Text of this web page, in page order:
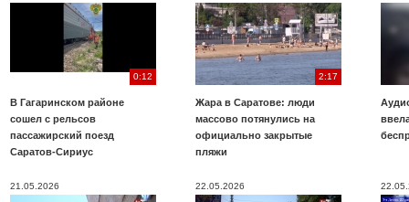
0:12
В Гагаринском районе
сошел с рельсов
пассажирский поезд
Саратов-Сириус
2:17
Жара в Саратове: люди
массово потянулись на
официально закрытые
пляжи
21.05.2026 22.05.2026